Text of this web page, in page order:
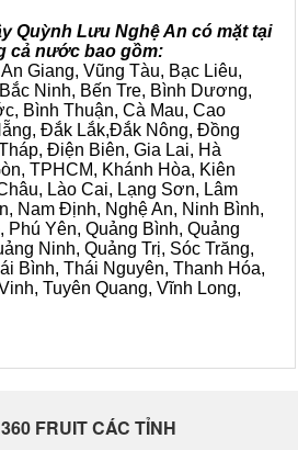
Quỳnh Lưu Nghệ An có mặt tại
cả nước bao gồm:
Giang, Vũng Tàu, Bạc Liêu,
Ninh, Bến Tre, Bình Dương,
Bình Thuận, Cà Mau, Cao
Đắk Lắk,Đắk Nông, Đồng
Điện Biên, Gia Lai, Hà
TPHCM, Khánh Hòa, Kiên
Lào Cai, Lạng Sơn, Lâm
Nam Định, Nghệ An, Ninh Bình,
Phú Yên, Quảng Bình, Quảng
Ninh, Quảng Trị, Sóc Trăng,
Bình, Thái Nguyên, Thanh Hóa,
Tuyên Quang, Vĩnh Long,
FRUIT CÁC TỈNH